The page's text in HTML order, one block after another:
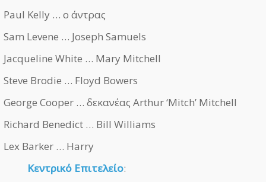
Paul Kelly … ο άντρας
Sam Levene … Joseph Samuels
Jacqueline White … Mary Mitchell
Steve Brodie … Floyd Bowers
George Cooper … δεκανέας Arthur ‘Mitch’ Mitchell
Richard Benedict … Bill Williams
Lex Barker … Harry
Κεντρικό Επιτελείο: